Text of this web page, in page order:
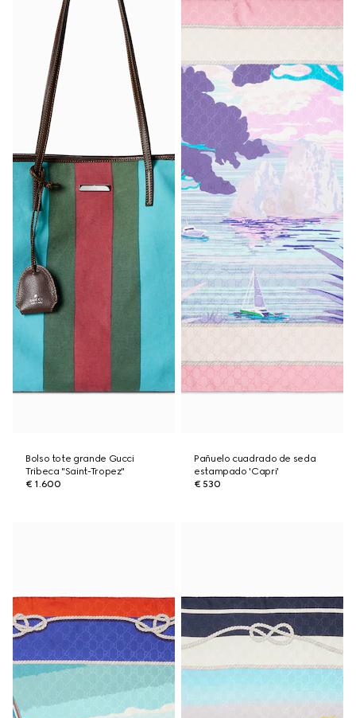
Bolso tote grande Gucci
Tribeca "Saint-Tropez"
€ 1.600
Pañuelo cuadrado de seda
estampado 'Capri'
€ 530